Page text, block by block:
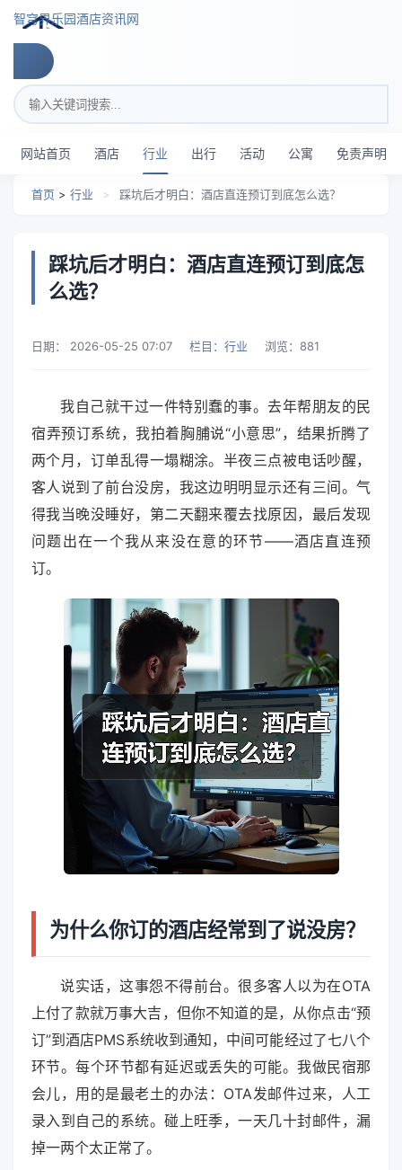
智穹界乐园酒店资讯网
搜索关键词
网站首页 酒店 行业 出行 活动 公寓 免责声明
首页 > 行业 > 踩坑后才明白：酒店直连预订到底怎么选？
踩坑后才明白：酒店直连预订到底怎
么选？
日期： 2026-05-25 07:07 栏目： 行业 浏览： 881
我自己就干过一件特别蠢的事。去年帮朋友的民
宿弄预订系统，我拍着胸脯说“小意思”，结果折腾了
两个月，订单乱得一塌糊涂。半夜三点被电话吵醒，
客人说到了前台没房，我这边明明显示还有三间。气
得我当晚没睡好，第二天翻来覆去找原因，最后发现
问题出在一个我从来没在意的环节——酒店直连预
订。
为什么你订的酒店经常到了说没房？
说实话，这事怨不得前台。很多客人以为在OTA
上付了款就万事大吉，但你不知道的是，从你点击“预
订”到酒店PMS系统收到通知，中间可能经过了七八个
环节。每个环节都有延迟或丢失的可能。我做民宿那
会儿，用的是最老土的办法：OTA发邮件过来，人工
录入到自己的系统。碰上旺季，一天几十封邮件，漏
掉一两个太正常了。